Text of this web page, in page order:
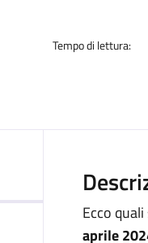
Tempo di lettura:
Ecco
aprile